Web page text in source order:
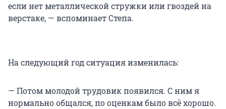
если нет металлической стружки или гвоздей на
верстаке, — вспоминает Степа.
На следующий год ситуация изменилась:
— Потом молодой трудовик появился. С ним я
нормально общался, по оценкам было всё хорошо.